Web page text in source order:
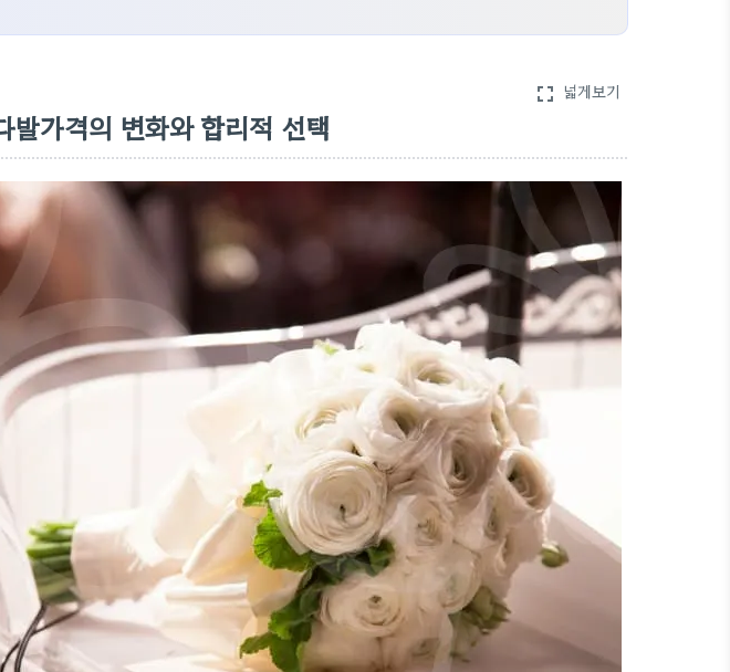
fullscreen 넓게보기
발가격의 변화와 합리적 선택